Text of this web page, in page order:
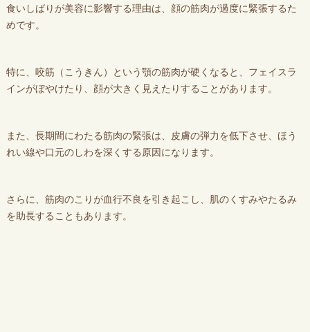
食いしばりが美容に影響する理由は、顔の筋肉が過度に緊張するた
めです。
特に、咬筋（こうきん）という顎の筋肉が硬くなると、フェイスラ
インがぼやけたり、顔が大きく見えたりすることがあります。
また、長期間にわたる筋肉の緊張は、皮膚の弾力を低下させ、ほう
れい線や口元のしわを深くする原因になります。
さらに、筋肉のこりが血行不良を引き起こし、肌のくすみやたるみ
を助長することもあります。